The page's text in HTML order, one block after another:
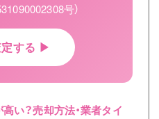
号）
定する ▶
い？売却方法・業者タイ